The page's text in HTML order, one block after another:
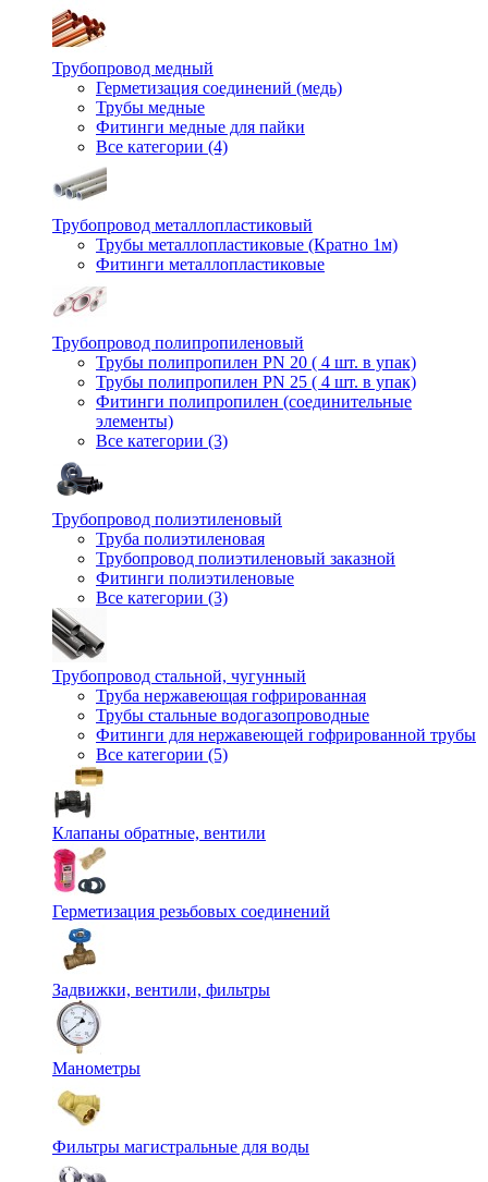
Трубопровод медный
Герметизация соединений (медь)
Трубы медные
Фитинги медные для пайки
Все категории (4)
Трубопровод металлопластиковый
Трубы металлопластиковые (Кратно 1м)
Фитинги металлопластиковые
Трубопровод полипропиленовый
Трубы полипропилен PN 20 ( 4 шт. в упак)
Трубы полипропилен PN 25 ( 4 шт. в упак)
Фитинги полипропилен (cоединительные
элементы)
Все категории (3)
Трубопровод полиэтиленовый
Труба полиэтиленовая
Трубопровод полиэтиленовый заказной
Фитинги полиэтиленовые
Все категории (3)
Трубопровод стальной, чугунный
Труба нержавеющая гофрированная
Трубы стальные водогазопроводные
Фитинги для нержавеющей гофрированной трубы
Все категории (5)
Клапаны обратные, вентили
Герметизация резьбовых соединений
Задвижки, вентили, фильтры
Манометры
Фильтры магистральные для воды